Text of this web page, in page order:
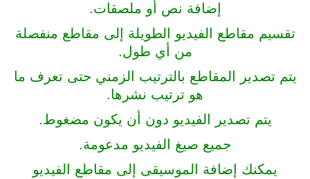
إضافة نص أو ملصقات.
تقسيم مقاطع الفيديو الطويلة إلى مقاطع منفصلة
من أي طول.
يتم تصدير المقاطع بالترتيب الزمني حتى تعرف ما
هو ترتيب نشرها.
يتم تصدير الفيديو دون أن يكون مضغوط.
جميع صيغ الفيديو مدعومة.
يمكنك إضافة الموسيقى إلى مقاطع الفيديو